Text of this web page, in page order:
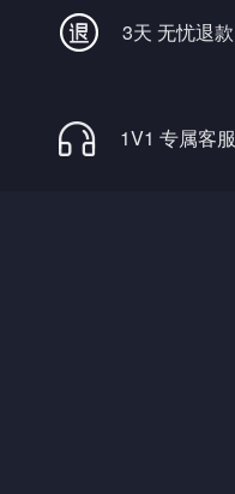
3天 无忧退款
1V1 专属客服